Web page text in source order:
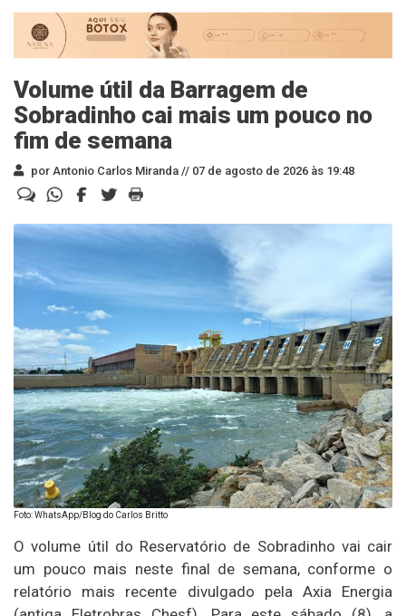
Volume útil da Barragem de
Sobradinho cai mais um pouco no
fim de semana
por Antonio Carlos Miranda // 07 de agosto de 2026 às 19:48
Foto: WhatsApp/Blog do Carlos Britto
O volume útil do Reservatório de Sobradinho vai cair
um pouco mais neste final de semana, conforme o
relatório mais recente divulgado pela Axia Energia